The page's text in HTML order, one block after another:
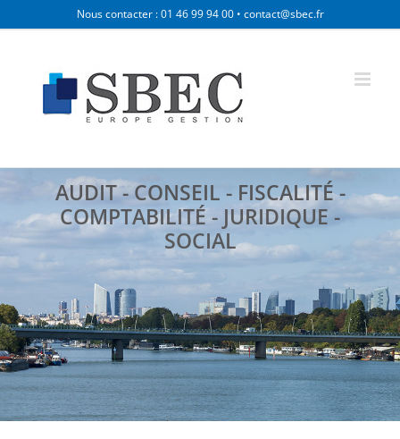
to
Nous contacter : 01 46 99 94 00 • contact@sbec.fr
AUDIT - CONSEIL - FISCALITÉ -
COMPTABILITÉ - JURIDIQUE -
SOCIAL